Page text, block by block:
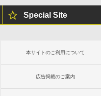
Special Site
本サイトのご利用について
広告掲載のご案内